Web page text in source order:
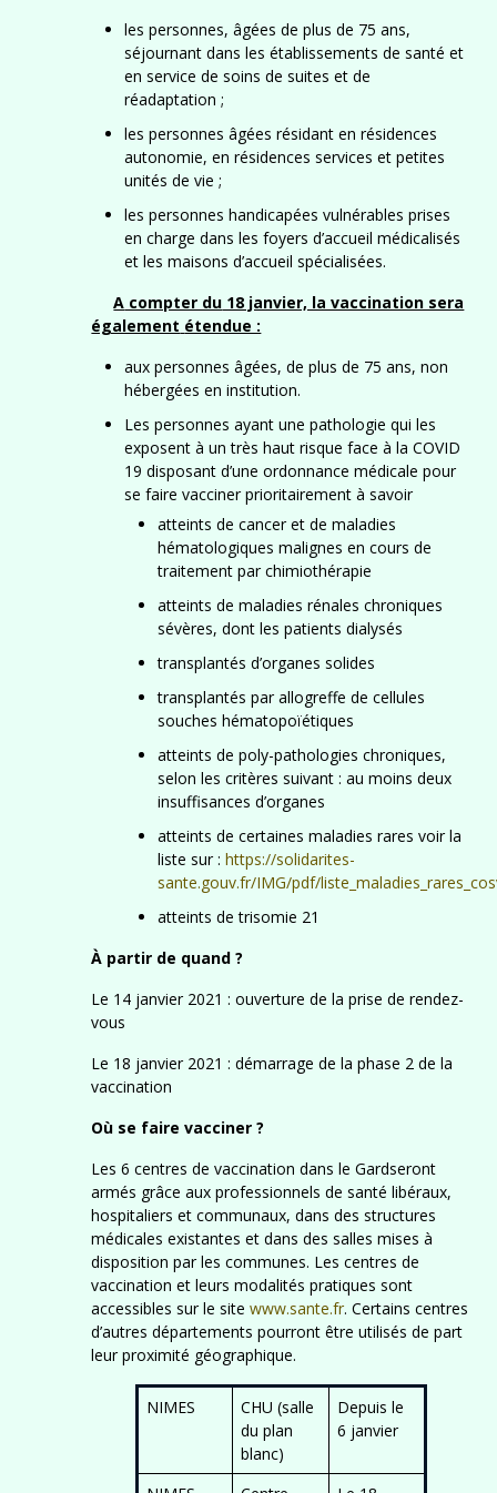
les personnes, âgées de plus de 75 ans,
séjournant dans les établissements de santé et
en service de soins de suites et de
réadaptation ;
les personnes âgées résidant en résidences
autonomie, en résidences services et petites
unités de vie ;
les personnes handicapées vulnérables prises
en charge dans les foyers d’accueil médicalisés
et les maisons d’accueil spécialisées.
A compter du 18 janvier, la vaccination sera
également étendue :
aux personnes âgées, de plus de 75 ans, non
hébergées en institution.
Les personnes ayant une pathologie qui les
exposent à un très haut risque face à la COVID
19 disposant d’une ordonnance médicale pour
se faire vacciner prioritairement à savoir
atteints de cancer et de maladies
hématologiques malignes en cours de
traitement par chimiothérapie
atteints de maladies rénales chroniques
sévères, dont les patients dialysés
transplantés d’organes solides
transplantés par allogreffe de cellules
souches hématopoïétiques
atteints de poly-pathologies chroniques,
selon les critères suivant : au moins deux
insuffisances d’organes
atteints de certaines maladies rares voir la
liste sur :https://solidarites-
sante.gouv.fr/IMG/pdf/
atteints de trisomie 21
À partir de quand ?
Le 14 janvier 2021 : ouverture de la prise de rendez-
vous
Le 18 janvier 2021 : démarrage de la phase 2 de la
vaccination
Où se faire vacciner ?
Les 6 centres de vaccination dans le Gardseront
armés grâce aux professionnels de santé libéraux,
hospitaliers et communaux, dans des structures
médicales existantes et dans des salles mises à
disposition par les communes. Les centres de
vaccination et leurs modalités pratiques sont
accessibles sur le sitewww.sante.fr. Certains centres
d’autres départements pourront être utilisés de part
leur proximité géographique.
NIMES
CHU (salle
du plan
blanc)
Depuis le
6 janvier